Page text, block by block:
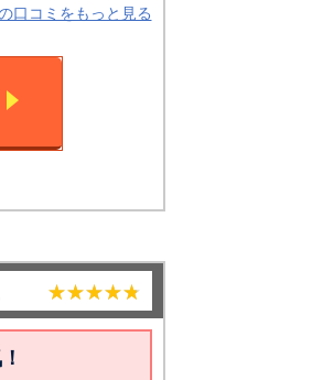
口コミをもっと見る